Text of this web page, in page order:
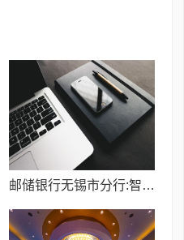
邮储银行无锡市分行:智慧金融赋能美好生活